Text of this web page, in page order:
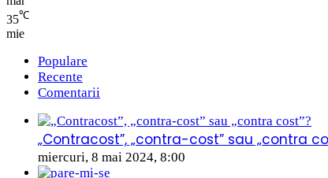
35℃
mie
Populare
Recente
Comentarii
„Contracost”, „contra-cost” sau „contra
miercuri, 8 mai 2024, 8:00